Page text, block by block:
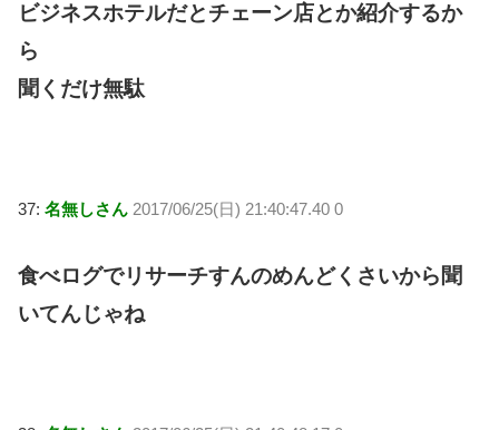
ビジネスホテルだとチェーン店とか紹介するか
ら
聞くだけ無駄
37: 名無しさん 2017/06/25(日) 21:40:47.40 0
食べログでリサーチすんのめんどくさいから聞
いてんじゃね